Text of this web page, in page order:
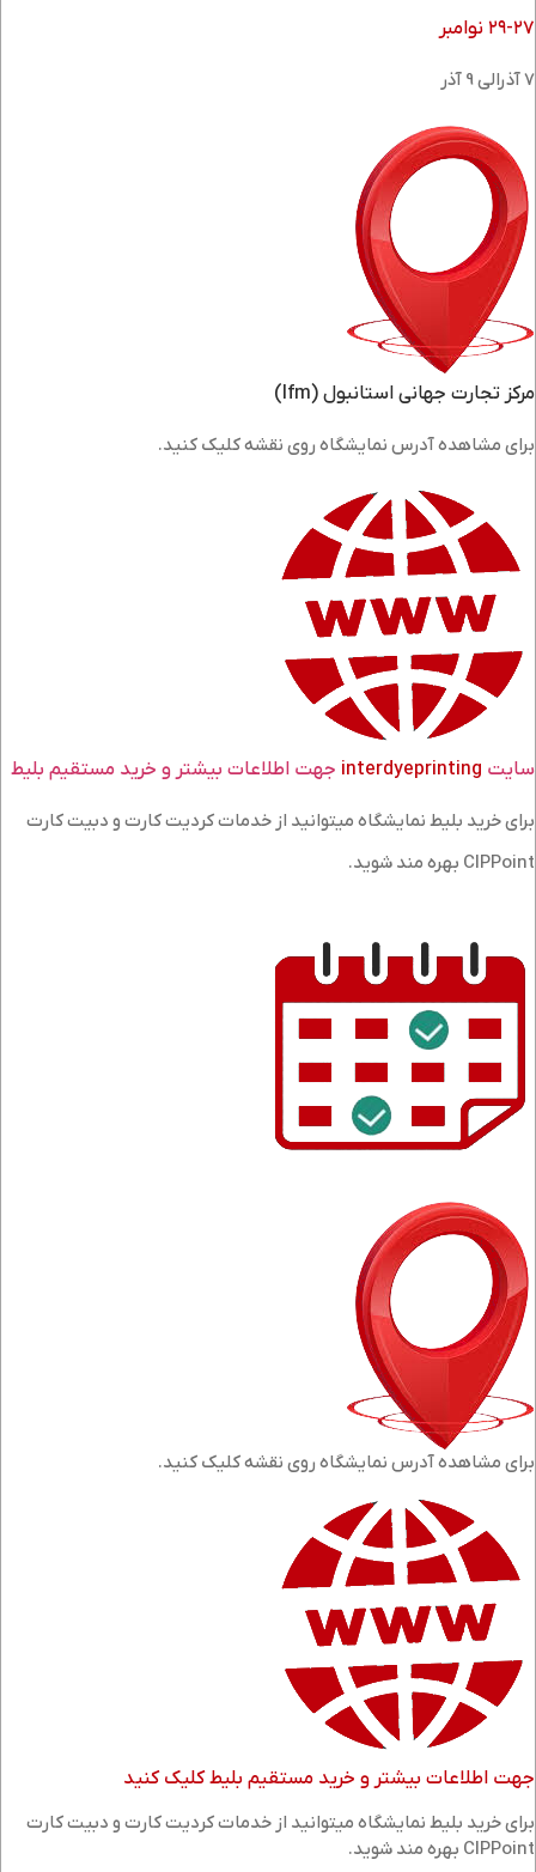
۲۹-۲۷ نوامبر
7 آذرالی 9 آذر
مرکز تجارت جهانی استانبول (Ifm)
برای مشاهده آدرس نمایشگاه روی نقشه کلیک کنید.
سایت interdyeprinting جهت اطلاعات بیشتر و خرید مستقیم بلیط
برای خرید بلیط نمایشگاه میتوانید از خدمات کردیت کارت و دبیت کارت
CIPPoint بهره مند شوید.
برای مشاهده آدرس نمایشگاه روی نقشه کلیک کنید.
جهت اطلاعات بیشتر و خرید مستقیم بلیط کلیک کنید
برای خرید بلیط نمایشگاه میتوانید از خدمات کردیت کارت و دبیت کارت
CIPPoint بهره مند شوید.